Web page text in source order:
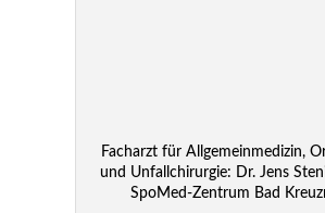
Facharzt für Allgemeinmedizin,
und Unfallchirurgie: Dr. Jens
SpoMed-Zentrum Bad